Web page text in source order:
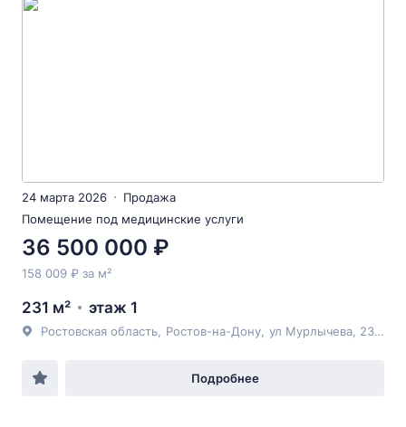
24 марта 2026
Продажа
Помещение под медицинские услуги
36 500 000 ₽
158 009 ₽ за м²
231 м² этаж 1
Ростовская область Ростов-на-Дону ул Мурлычева , 23/13
Подробнее